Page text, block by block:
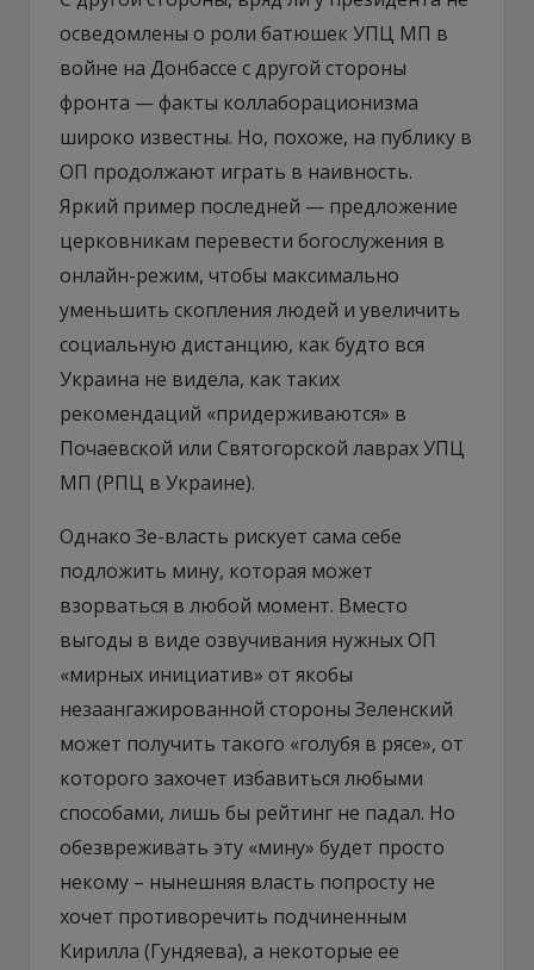
осведомлены о роли батюшек УПЦ МП в
войне на Донбассе с другой стороны
фронта — факты коллаборационизма
широко известны. Но, похоже, на публику в
ОП продолжают играть в наивность.
Яркий пример последней — предложение
церковникам перевести богослужения в
онлайн-режим, чтобы максимально
уменьшить скопления людей и увеличить
социальную дистанцию, как будто вся
Украина не видела, как таких
рекомендаций «придерживаются» в
Почаевской или Святогорской лаврах УПЦ
МП (РПЦ в Украине).
Однако Зе-власть рискует сама себе
подложить мину, которая может
взорваться в любой момент. Вместо
выгоды в виде озвучивания нужных ОП
«мирных инициатив» от якобы
незаангажированной стороны Зеленский
может получить такого «голубя в рясе», от
которого захочет избавиться любыми
способами, лишь бы рейтинг не падал. Но
обезвреживать эту «мину» будет просто
некому – нынешняя власть попросту не
хочет противоречить подчиненным
Кирилла (Гундяева), а некоторые ее